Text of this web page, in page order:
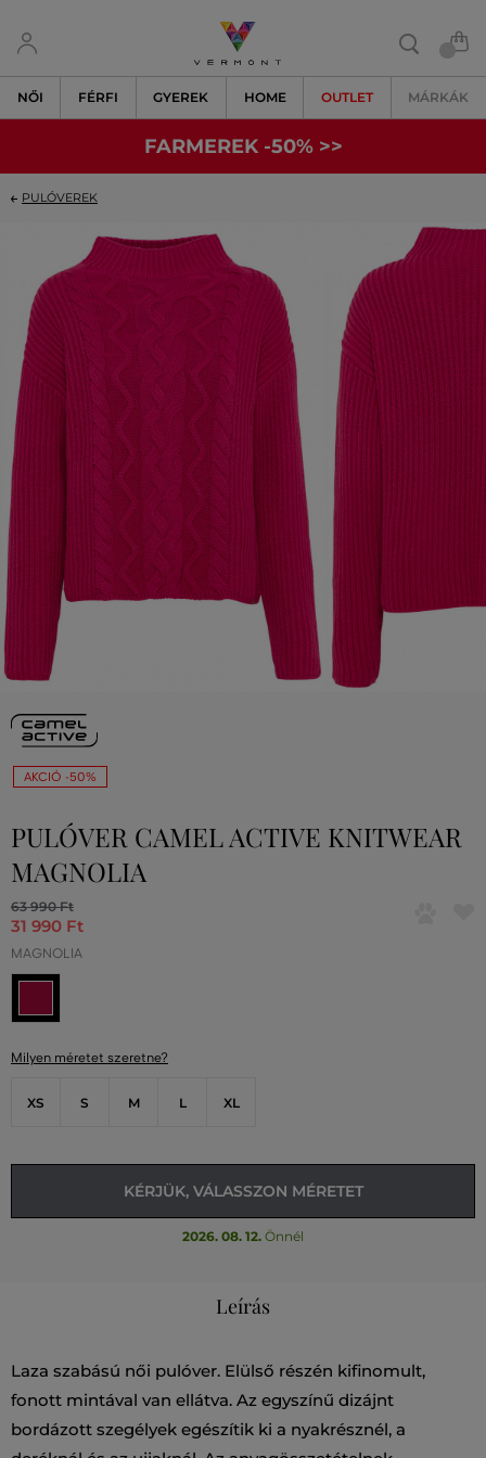
NŐI FÉRFI GYEREK HOME OUTLET MÁRKÁK
FARMEREK -50% >>
PULÓVEREK
AKCIÓ -50%
PULÓVER CAMEL ACTIVE KNITWEAR
MAGNOLIA
63 990 Ft
31 990 Ft
MAGNOLIA
Milyen méretet szeretne?
XS S M L XL
KÉRJÜK, VÁLASSZON MÉRETET
2026. 08. 12. Önnél
Leírás
Laza szabású női pulóver. Elülső részén kifinomult,
fonott mintával van ellátva. Az egyszínű dizájnt
bordázott szegélyek egészítik ki a nyakrésznél, a